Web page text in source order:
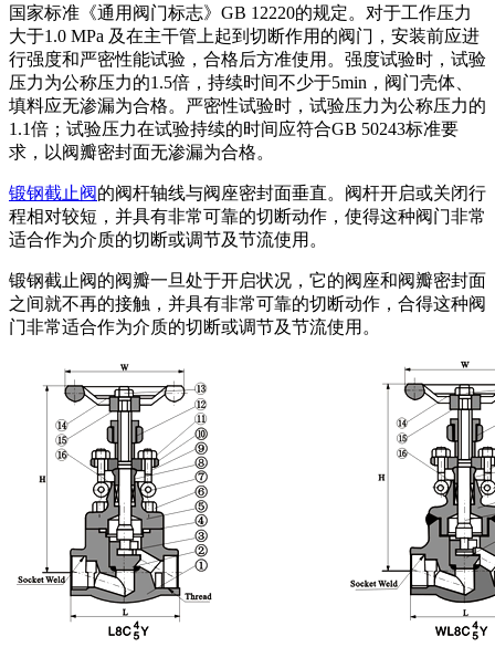
国家标准《通用阀门标志》GB 12220的规定。对于工作压力
大于1.0 MPa 及在主干管上起到切断作用的阀门，安装前应进
行强度和严密性能试验，合格后方准使用。强度试验时，试验
压力为公称压力的1.5倍，持续时间不少于5min，阀门壳体、
填料应无渗漏为合格。严密性试验时，试验压力为公称压力的
1.1倍；试验压力在试验持续的时间应符合GB 50243标准要
求，以阀瓣密封面无渗漏为合格。
锻钢截止阀的阀杆轴线与阀座密封面垂直。阀杆开启或关闭行
程相对较短，并具有非常可靠的切断动作，使得这种阀门非常
适合作为介质的切断或调节及节流使用。
锻钢截止阀的阀瓣一旦处于开启状况，它的阀座和阀瓣密封面
之间就不再的接触，并具有非常可靠的切断动作，合得这种阀
门非常适合作为介质的切断或调节及节流使用。